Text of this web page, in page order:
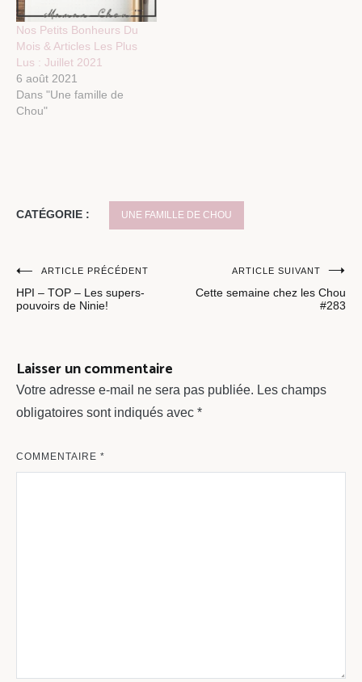
Nos Petits Bonheurs Du
Mois & Articles Les Plus
Lus : Juillet 2021
6 août 2021
Dans "Une famille de
Chou"
CATÉGORIE : UNE FAMILLE DE CHOU
Navigation
de
ARTICLE PRÉCÉDENT
HPI – TOP – Les supers-
pouvoirs de Ninie!
ARTICLE SUIVANT
Cette semaine chez les Chou
#283
Laisser un commentaire
Votre adresse e-mail ne sera pas publiée. Les champs
obligatoires sont indiqués avec *
COMMENTAIRE *